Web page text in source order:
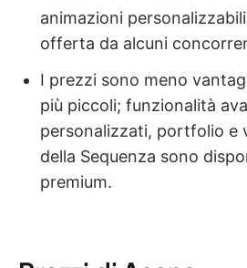
animazioni
offerta da alcuni
I prezzi sono meno
più piccoli; funzionalità
personalizzati, portfolio e
della Sequenza sono
premium.